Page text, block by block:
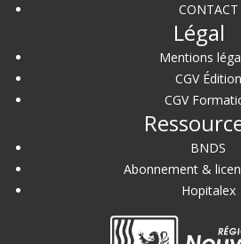
CONTACT
Légal
Mentions
CGV Édition
CGV
BNDS
Abonnement &
Hopitalex